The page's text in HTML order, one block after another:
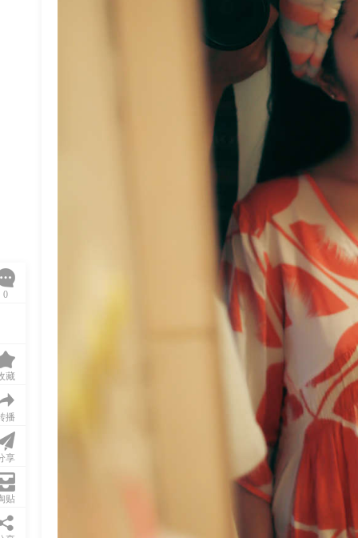
0
藏
播
享
贴